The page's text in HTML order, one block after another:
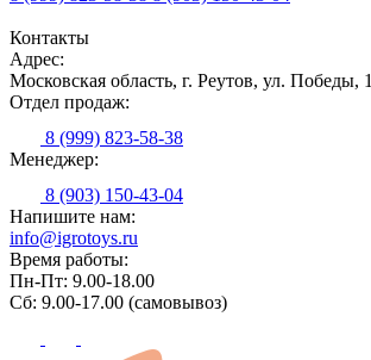
Контакты
Адрес:
Московская область, г. Реутов, ул. Победы, 1
Отдел продаж:
8 (999) 823-58-38
Менеджер:
8 (903) 150-43-04
Напишите нам:
info@igrotoys.ru
Время работы:
Пн-Пт: 9.00-18.00
Сб: 9.00-17.00 (самовывоз)